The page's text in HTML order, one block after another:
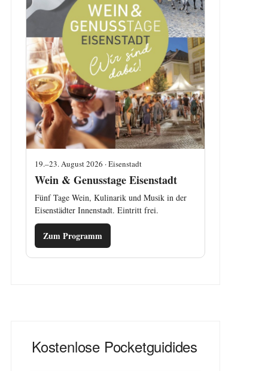
19.–23. August 2026 · Eisenstadt
Wein & Genusstage Eisenstadt
Fünf Tage Wein, Kulinarik und Musik in der
Eisenstädter Innenstadt. Eintritt frei.
Zum Programm
Kostenlose Pocketguidides